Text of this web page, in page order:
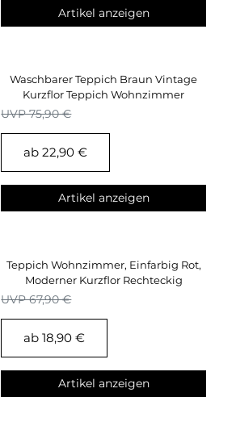
Artikel anzeigen
Waschbarer Teppich Braun Vintage
Kurzflor Teppich Wohnzimmer
Oriental Design
UVP 75,90 €
ab 22,90 €
Artikel anzeigen
Teppich Wohnzimmer, Einfarbig Rot,
Moderner Kurzflor Rechteckig
UVP 67,90 €
ab 18,90 €
Artikel anzeigen